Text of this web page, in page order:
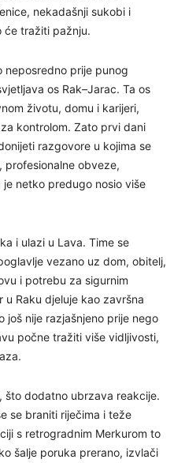
nekadašnji sukobi i
će tražiti pažnju.
neposredno prije punog
os Rak–Jarac. Ta os
životu, domu i karijeri,
kontrolom. Zato prvi dani
razgovore u kojima se
profesionalne obveze,
netko predugo nosio više
i ulazi u Lava. Time se
vezano uz dom, obitelj,
i potrebu za sigurnim
u Raku djeluje kao završna
još nije razjašnjeno prije nego
počne tražiti više vidljivosti,
što dodatno ubrzava reakcije.
se braniti riječima i teže
s retrogradnim Merkurom to
šalje poruka prerano, izvlači